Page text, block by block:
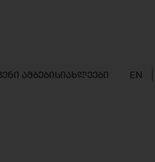
ამბებისიახლეები EN